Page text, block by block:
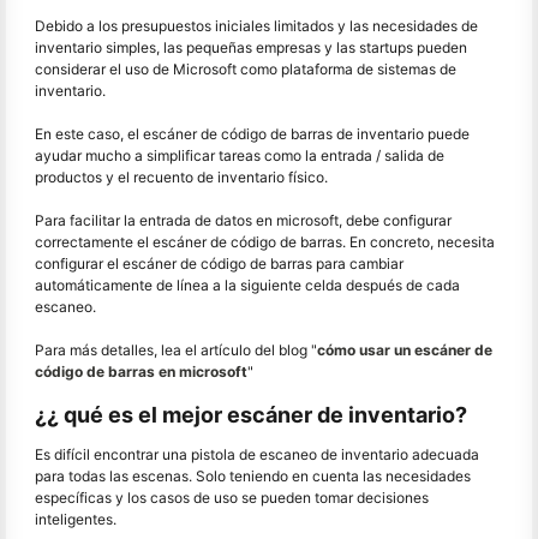
Debido a los presupuestos iniciales limitados y las necesidades de
inventario simples, las pequeñas empresas y las startups pueden
considerar el uso de Microsoft como plataforma de sistemas de
inventario.
En este caso, el escáner de código de barras de inventario puede
ayudar mucho a simplificar tareas como la entrada / salida de
productos y el recuento de inventario físico.
Para facilitar la entrada de datos en microsoft, debe configurar
correctamente el escáner de código de barras. En concreto, necesita
configurar el escáner de código de barras para cambiar
automáticamente de línea a la siguiente celda después de cada
escaneo.
Para más detalles, lea el artículo del blog "cómo usar un escáner de
código de barras en microsoft"
¿¿ qué es el mejor escáner de inventario?
Es difícil encontrar una pistola de escaneo de inventario adecuada
para todas las escenas. Solo teniendo en cuenta las necesidades
específicas y los casos de uso se pueden tomar decisiones
inteligentes.